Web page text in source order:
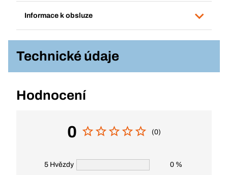
Informace k obsluze
Technické údaje
Hodnocení
0 (0)
5 Hvězdy 0 %